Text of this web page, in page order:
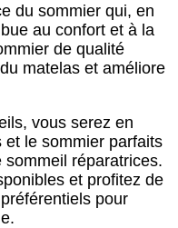
du sommier qui, en
au confort et à la
de qualité
matelas et améliore
vous serez en
et le sommier parfaits
réparatrices.
et profitez de
pour